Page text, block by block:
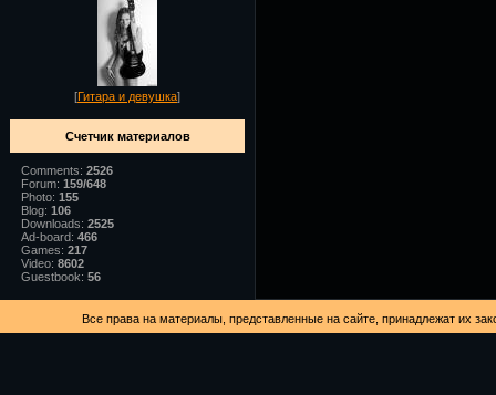
[Гитара и девушка]
Счетчик материалов
Comments: 2526
Forum: 159/648
Photo: 155
Blog: 106
Downloads: 2525
Ad-board: 466
Games: 217
Video: 8602
Guestbook: 56
Все права на материалы, представленные на сайте, принадлежат их